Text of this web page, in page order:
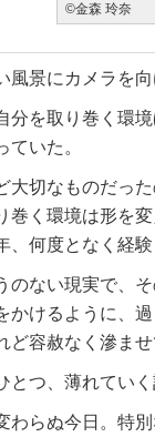
©金森 玲奈
風景にカメラを
分を取り巻く環
ていた。
大切なものだっ
巻く環境は形を
、何度となく経験
のない現実で、
かけるように、
ど容赦なく滲ませ
とつ、薄れてい
わらぬ今日。特